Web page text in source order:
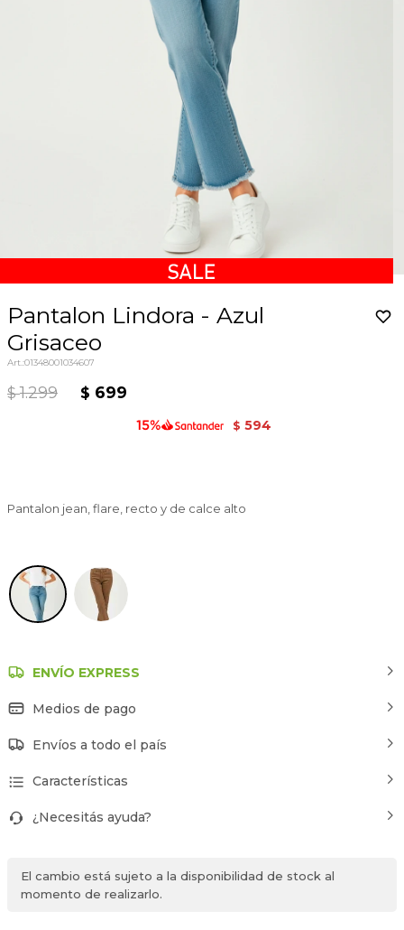
Pantalon Lindora - Azul
Grisaceo
01348001034607
$ 1.299 $ 699
$ 594
Pantalon jean, flare, recto y de calce alto
ENVÍO EXPRESS
Medios de pago
Envíos a todo el país
Características
¿Necesitás ayuda?
El cambio está sujeto a la disponibilidad de stock al
momento de realizarlo.